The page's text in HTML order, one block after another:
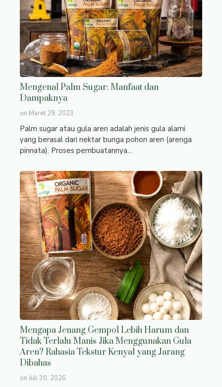
Mengenal Palm Sugar: Manfaat dan
Dampaknya
on Maret 29, 2023
Palm sugar atau gula aren adalah jenis gula alami
yang berasal dari nektar bunga pohon aren (arenga
pinnata). Proses pembuatannya...
Mengapa Jenang Gempol Lebih Harum dan
Tidak Terlalu Manis Jika Menggunakan Gula
Aren? Rahasia Tekstur Kenyal yang Jarang
Dibahas
on Juli 30, 2026